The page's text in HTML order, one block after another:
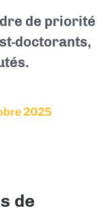
de priorité
doctorants,
2025
de